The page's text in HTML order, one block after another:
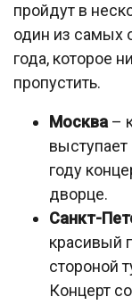
пройдут в
один из самых
года, которое
пропустить.
Москва–
выступает
году
дворце.
Санкт-
красивый
стороной
Концерт